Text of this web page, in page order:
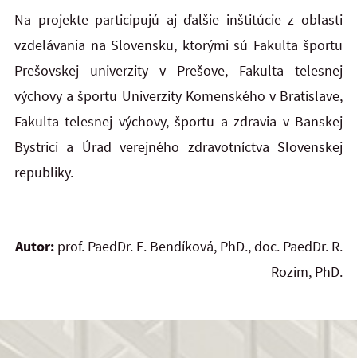
Na projekte participujú aj ďalšie inštitúcie z oblasti
vzdelávania na Slovensku, ktorými sú Fakulta športu
Prešovskej univerzity v Prešove, Fakulta telesnej
výchovy a športu Univerzity Komenského v Bratislave,
Fakulta telesnej výchovy, športu a zdravia v Banskej
Bystrici a Úrad verejného zdravotníctva Slovenskej
republiky.
Autor: prof. PaedDr. E. Bendíková, PhD., doc. PaedDr. R.
Rozim, PhD.